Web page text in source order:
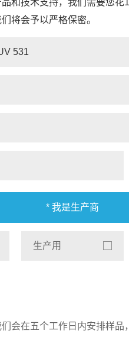
将会予以严格保密。
* 我是生产商
生产用
会在五个工作日内安排样品